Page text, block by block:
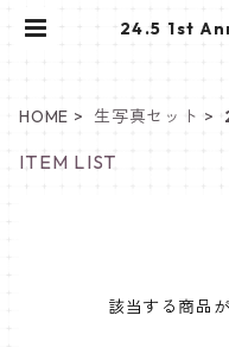
24.5 1st
HOME 生写真セット
ITEM LIST
該当する商品